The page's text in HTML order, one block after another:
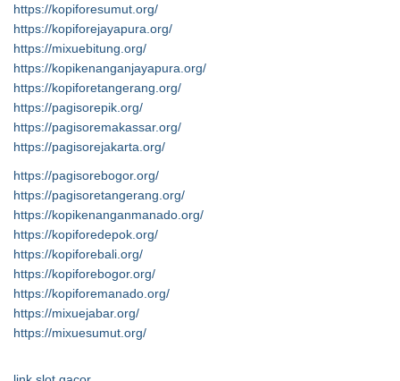
https://kopiforesumut.org/
https://kopiforejayapura.org/
https://mixuebitung.org/
https://kopikenanganjayapura.org/
https://kopiforetangerang.org/
https://pagisorepik.org/
https://pagisoremakassar.org/
https://pagisorejakarta.org/
https://pagisorebogor.org/
https://pagisoretangerang.org/
https://kopikenanganmanado.org/
https://kopiforedepok.org/
https://kopiforebali.org/
https://kopiforebogor.org/
https://kopiforemanado.org/
https://mixuejabar.org/
https://mixuesumut.org/